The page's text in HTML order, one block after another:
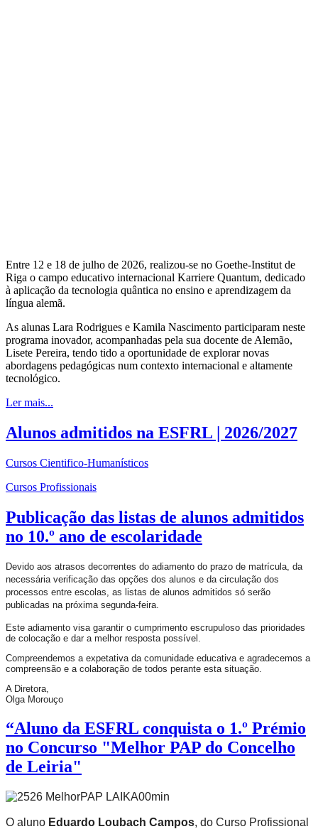
Entre 12 e 18 de julho de 2026, realizou-se no Goethe-Institut de
Riga o campo educativo internacional Karriere Quantum, dedicado
à aplicação da tecnologia quântica no ensino e aprendizagem da
língua alemã.
As alunas Lara Rodrigues e Kamila Nascimento participaram neste
programa inovador, acompanhadas pela sua docente de Alemão,
Lisete Pereira, tendo tido a oportunidade de explorar novas
abordagens pedagógicas num contexto internacional e altamente
tecnológico.
Ler mais...
Alunos admitidos na ESFRL | 2026/2027
Cursos Cientifico-Humanísticos
Cursos Profissionais
Publicação das listas de alunos admitidos
no 10.º ano de escolaridade
Devido aos atrasos decorrentes do adiamento do prazo de matrícula, da
necessária verificação das opções dos alunos e da circulação dos
processos entre escolas, as listas de alunos admitidos só serão
publicadas na próxima segunda-feira.
Este adiamento visa garantir o cumprimento escrupuloso das prioridades
de colocação e dar a melhor resposta possível.
Compreendemos a expetativa da comunidade educativa e agradecemos a
compreensão e a colaboração de todos perante esta situação.
A Diretora,
Olga Morouço
“Aluno da ESFRL conquista o 1.º Prémio
no Concurso "Melhor PAP do Concelho
de Leiria"
O aluno Eduardo Loubach Campos, do Curso Profissional